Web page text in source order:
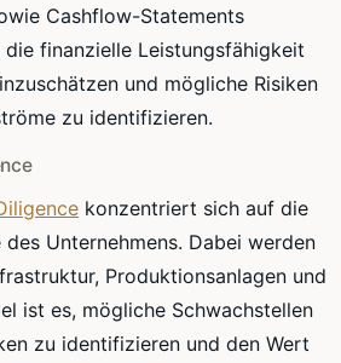
Cashflow-Statements
finanzielle Leistungsfähigkeit
und mögliche Risiken
zu identifizieren.
konzentriert sich auf die
Unternehmens. Dabei werden
Produktionsanlagen und
ist es, mögliche Schwachstellen
zu identifizieren und den Wert